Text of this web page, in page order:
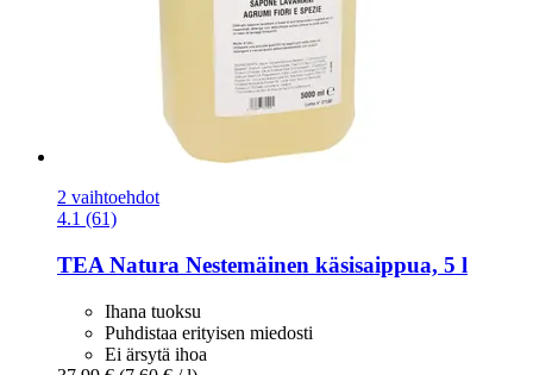
2 vaihtoehdot
4.1 (61)
TEA Natura Nestemäinen käsisaippua, 5 l
Ihana tuoksu
Puhdistaa erityisen miedosti
Ei ärsytä ihoa